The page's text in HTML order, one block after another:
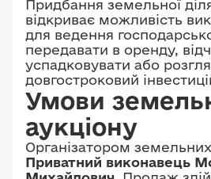
Придбання земельної
відкриває можливість
для ведення
передавати в оренду,
успадковувати або
довгостроковий
Умови
аукціону
Організатором земельних
Приватний виконавець